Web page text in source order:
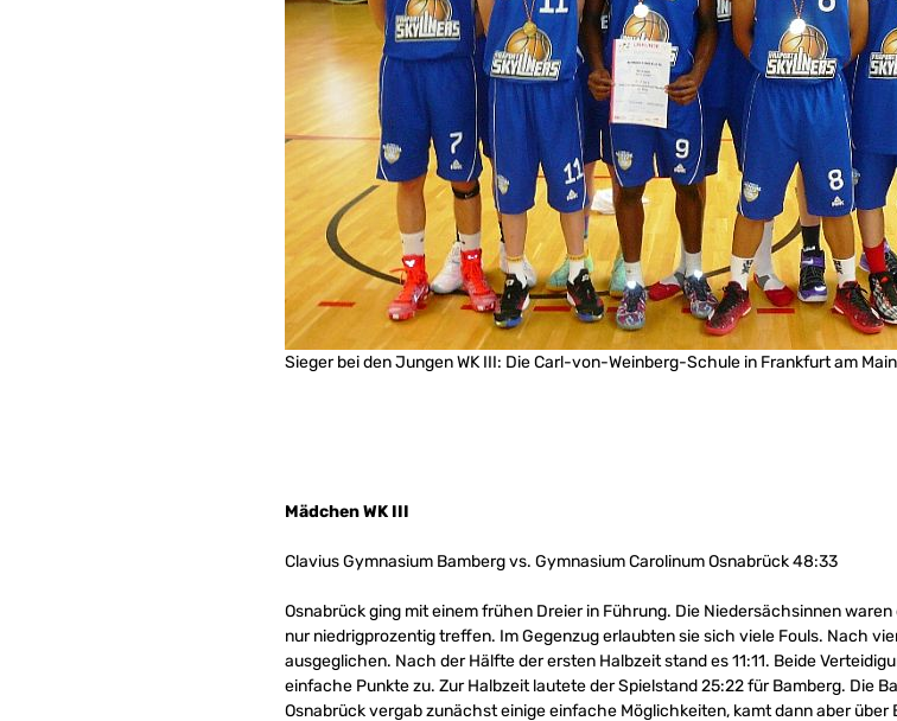
Sieger bei den Jungen WK III: Die Carl-von-Weinberg-Schule in Frankfurt am
Mädchen WK III
Clavius Gymnasium Bamberg vs. Gymnasium Carolinum Osnabrück 48:33
Osnabrück ging mit einem frühen Dreier in Führung. Die Niedersächsinnen
nur niedrigprozentig treffen. Im Gegenzug erlaubten sie sich viele Fouls. Nach
ausgeglichen. Nach der Hälfte der ersten Halbzeit stand es 11:11. Beide
einfache Punkte zu. Zur Halbzeit lautete der Spielstand 25:22 für Bamberg. Die
Osnabrück vergab zunächst einige einfache Möglichkeiten, kamt dann aber über